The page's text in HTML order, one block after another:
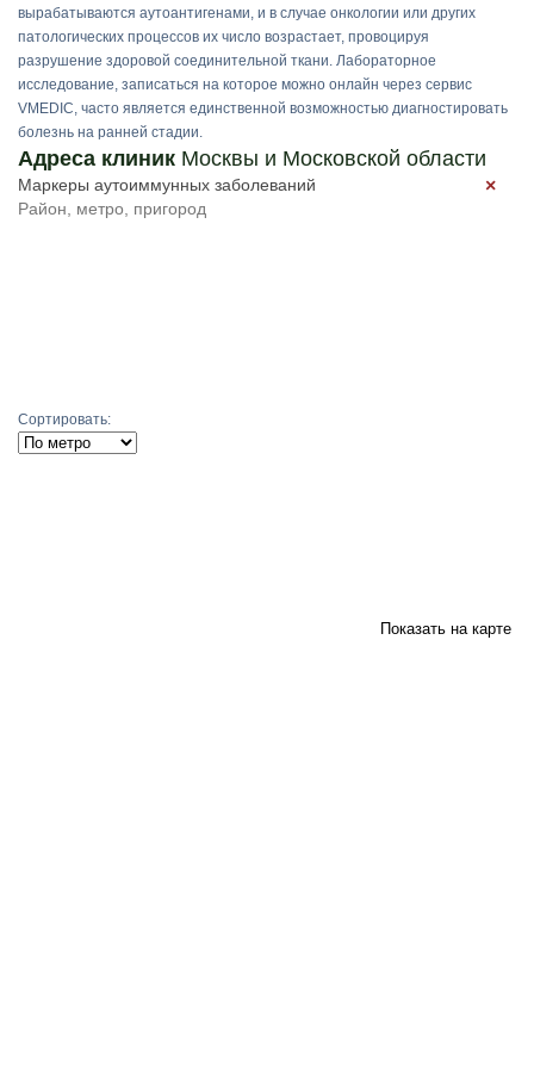
вырабатываются аутоантигенами, и в случае онкологии или других
патологических процессов их число возрастает, провоцируя
разрушение здоровой соединительной ткани. Лабораторное
исследование, записаться на которое можно онлайн через сервис
VMEDIC, часто является единственной возможностью диагностировать
болезнь на ранней стадии.
Адреса клиник Москвы и Московской области
×
Сортировать:
Показать на карте